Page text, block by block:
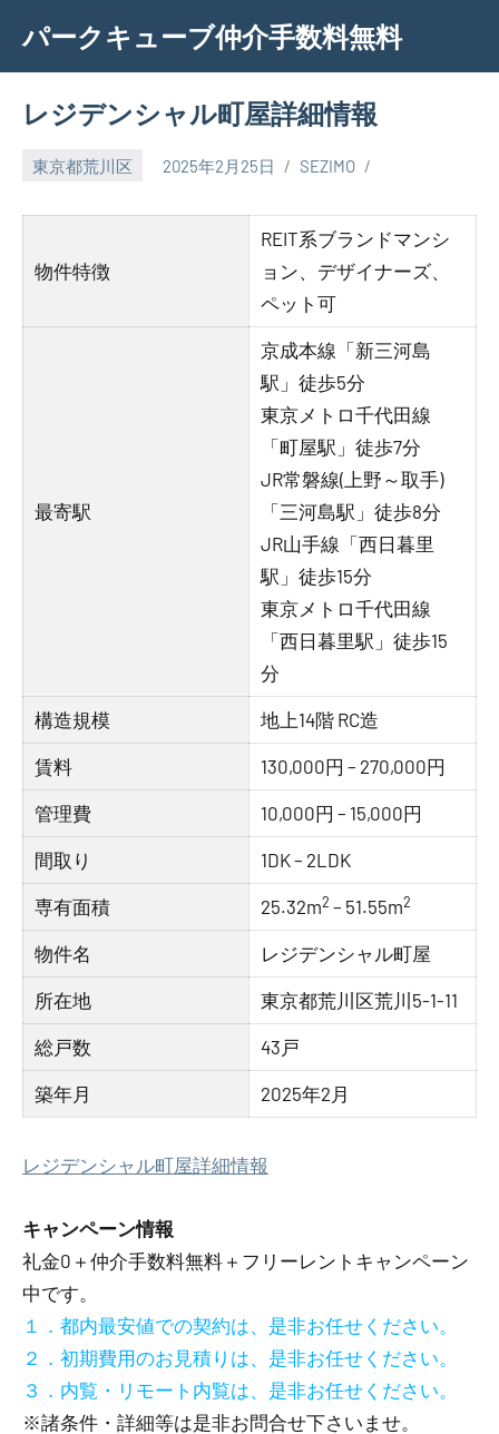
content
パークキューブ仲介手数料無料
レジデンシャル町屋詳細情報
東京都荒川区 2025年2月25日 SEZIMO
物件特徴
REIT系ブランドマンシ
ョン、デザイナーズ、
ペット可
最寄駅
京成本線「新三河島
駅」徒歩5分
東京メトロ千代田線
「町屋駅」徒歩7分
JR常磐線(上野～取手)
「三河島駅」徒歩8分
JR山手線「西日暮里
駅」徒歩15分
東京メトロ千代田線
「西日暮里駅」徒歩15
分
構造規模 地上14階 RC造
賃料 130,000円 – 270,000円
管理費 10,000円 – 15,000円
間取り 1DK – 2LDK
専有面積 25.32m2 – 51.55m2
物件名 レジデンシャル町屋
所在地 東京都荒川区荒川5-1-11
総戸数 43戸
築年月 2025年2月
レジデンシャル町屋詳細情報
キャンペーン情報
礼金0 ＋ 仲介手数料無料 ＋ フリーレント キャンペーン
中です。
１．都内最安値での契約は、是非お任せください。
２．初期費用のお見積りは、是非お任せください。
３．内覧・リモート内覧は、是非お任せください。
※諸条件・詳細等は是非お問合せ下さいませ。